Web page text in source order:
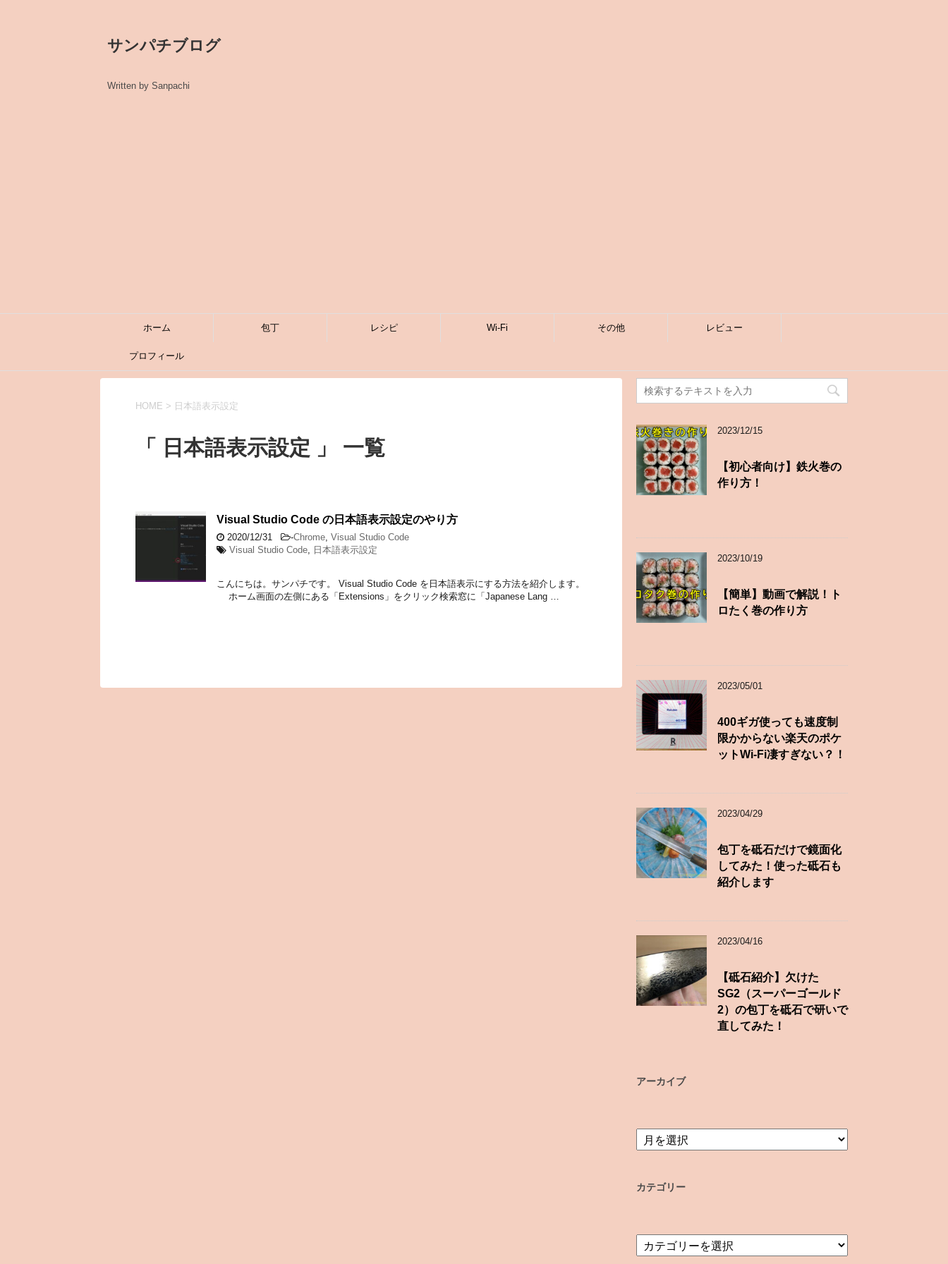
サンパチブログ
Written by Sanpachi
ホーム 包丁 レシピ Wi-Fi その他 レビュー
プロフィール
HOME > 日本語表示設定
「 日本語表示設定 」 一覧
Visual Studio Code の日本語表示設定のやり方
2020/12/31 -Chrome, Visual Studio Code
Visual Studio Code, 日本語表示設定
こんにちは。サンパチです。 Visual Studio Code を日本語表示にする方法を紹介します。
ホーム画面の左側にある「Extensions」をクリック検索窓に「Japanese Lang …
2023/12/15
【初心者向け】鉄火巻の
作り方！
2023/10/19
【簡単】動画で解説！ト
ロたく巻の作り方
2023/05/01
400ギガ使っても速度制
限かからない楽天のポケ
ットWi-Fi凄すぎない？！
2023/04/29
包丁を砥石だけで鏡面化
してみた！使った砥石も
紹介します
2023/04/16
【砥石紹介】欠けた
SG2（スーパーゴールド
2）の包丁を砥石で研いで
直してみた！
アーカイブ
ア
ー
ブ
カテゴリー
テ